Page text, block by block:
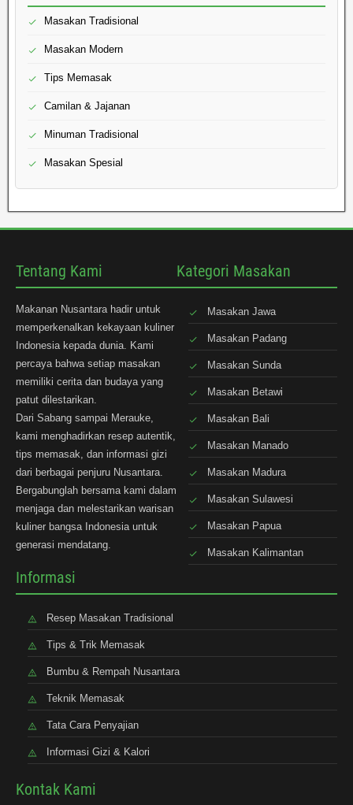
Masakan Tradisional
Masakan Modern
Tips Memasak
Camilan & Jajanan
Minuman Tradisional
Masakan Spesial
Tentang Kami
Makanan Nusantara hadir untuk
memperkenalkan kekayaan kuliner
Indonesia kepada dunia. Kami
percaya bahwa setiap masakan
memiliki cerita dan budaya yang
patut dilestarikan.
Dari Sabang sampai Merauke,
kami menghadirkan resep autentik,
tips memasak, dan informasi gizi
dari berbagai penjuru Nusantara.
Bergabunglah bersama kami dalam
menjaga dan melestarikan warisan
kuliner bangsa Indonesia untuk
generasi mendatang.
Kategori Masakan
Masakan Jawa
Masakan Padang
Masakan Sunda
Masakan Betawi
Masakan Bali
Masakan Manado
Masakan Madura
Masakan Sulawesi
Masakan Papua
Masakan Kalimantan
Informasi
Resep Masakan Tradisional
Tips & Trik Memasak
Bumbu & Rempah Nusantara
Teknik Memasak
Tata Cara Penyajian
Informasi Gizi & Kalori
Kontak Kami